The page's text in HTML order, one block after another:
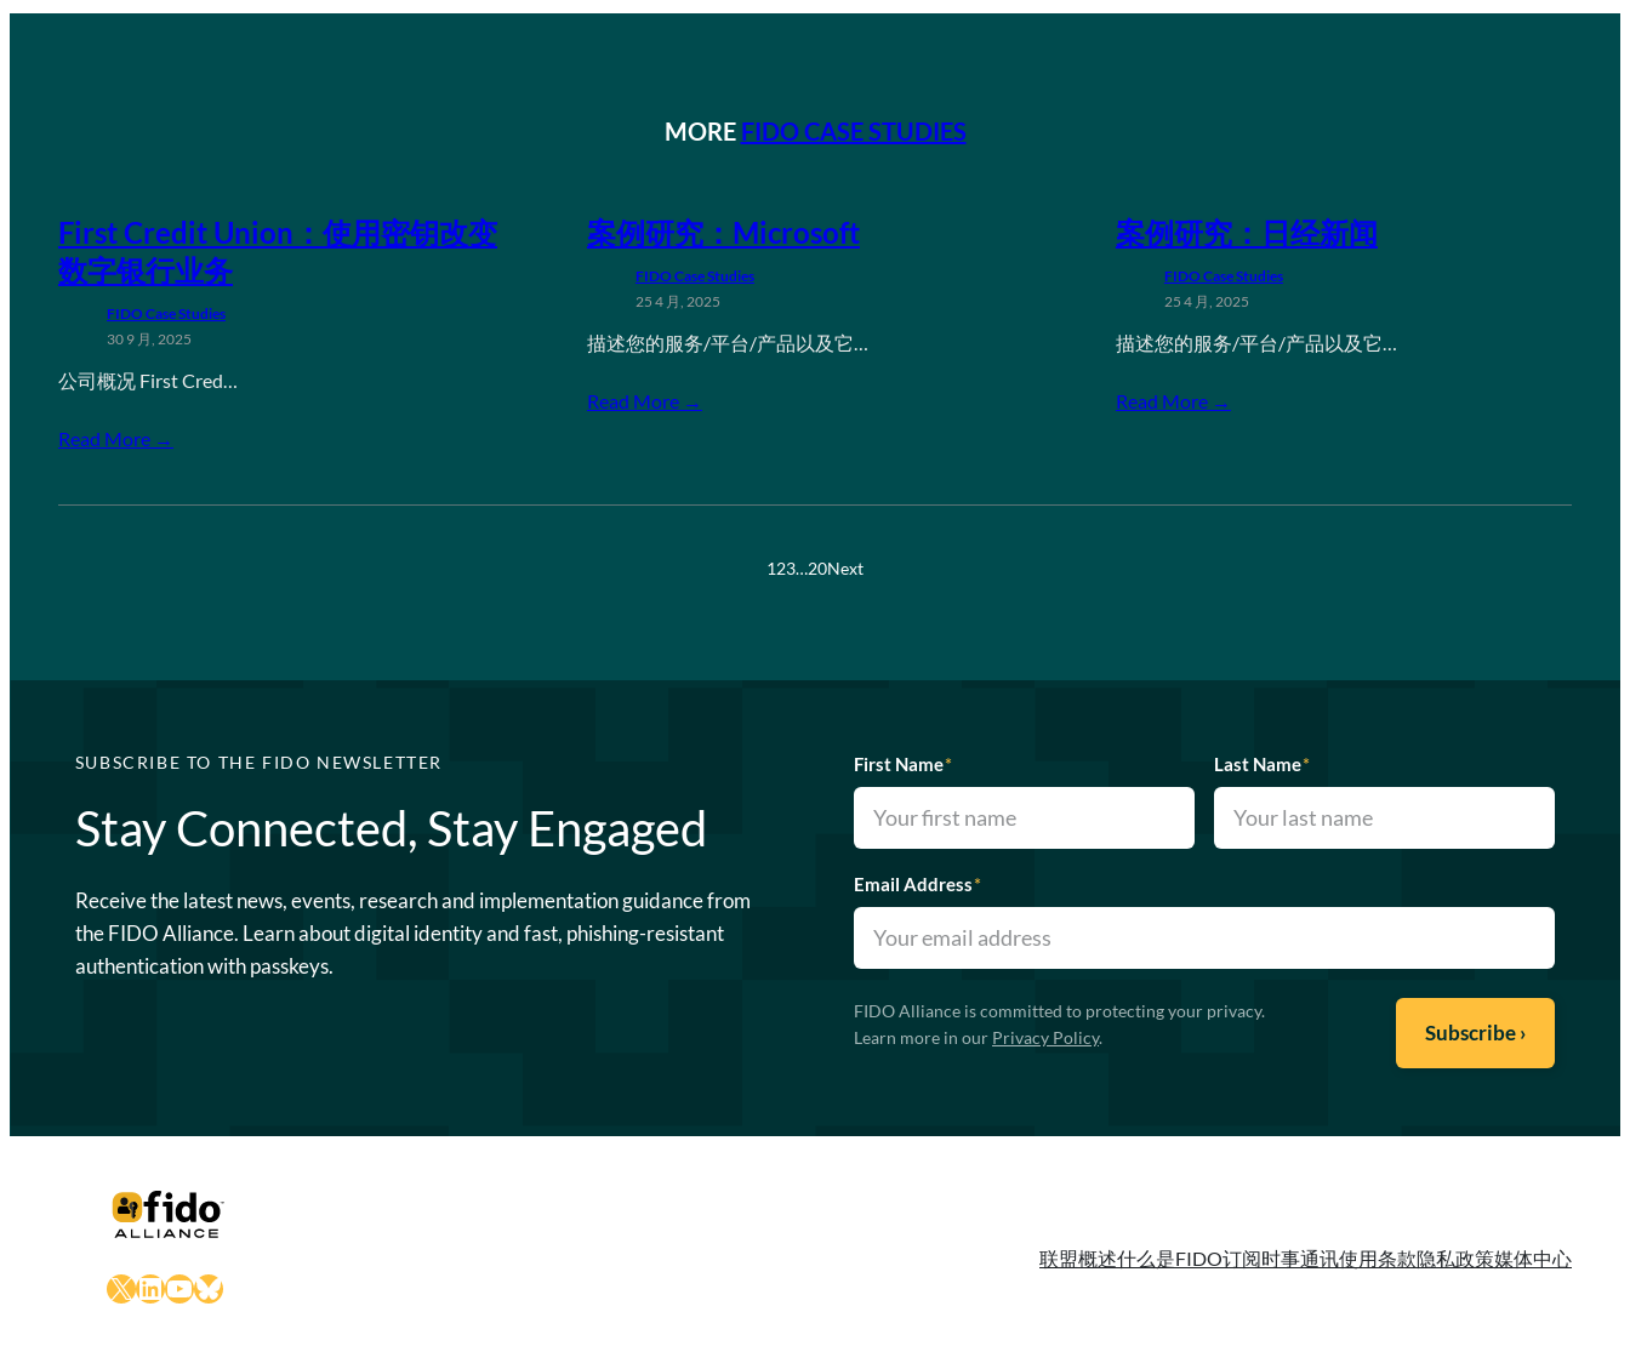
MORE FIDO CASE STUDIES
First Credit Union：使用密钥改变
数字银行业务
FIDO Case Studies
30 9 月, 2025
公司概况 First Cred…
Read More →
案例研究：Microsoft
FIDO Case Studies
25 4 月, 2025
描述您的服务/平台/产品以及它…
Read More →
案例研究：日经新闻
FIDO Case Studies
25 4 月, 2025
描述您的服务/平台/产品以及它…
Read More →
123…20Next
SUBSCRIBE TO THE FIDO NEWSLETTER
Stay Connected, Stay Engaged
Receive the latest news, events, research and implementation guidance from
the FIDO Alliance. Learn about digital identity and fast, phishing-resistant
authentication with passkeys.
First Name* Last Name*
Email Address*
FIDO Alliance is committed to protecting your privacy.
Learn more in our Privacy Policy.
X LinkedIn
YouTube
Bluesky
联盟概述什么是FIDO订阅时事通讯使用条款隐私政策媒体中心